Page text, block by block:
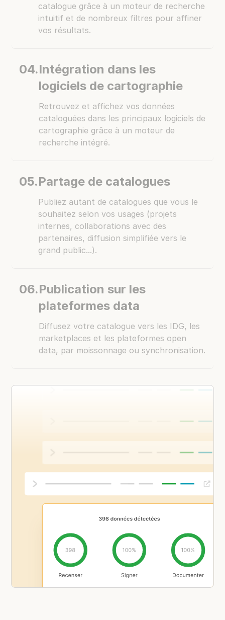
catalogue grâce à un moteur de recherche
intuitif et de nombreux filtres pour affiner
vos résultats.
04.Intégration dans les
logiciels de cartographie
Retrouvez et affichez vos données
cataloguées dans les principaux logiciels de
cartographie grâce à un moteur de
recherche intégré.
05.Partage de catalogues
Publiez autant de catalogues que vous le
souhaitez selon vos usages (projets
internes, collaborations avec des
partenaires, diffusion simplifiée vers le
grand public...).
06.Publication sur les
plateformes data
Diffusez votre catalogue vers les IDG, les
marketplaces et les plateformes open
data, par moissonnage ou synchronisation.